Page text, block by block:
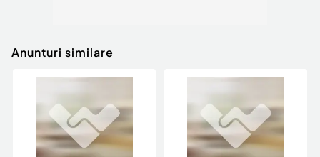
Anunturi similare